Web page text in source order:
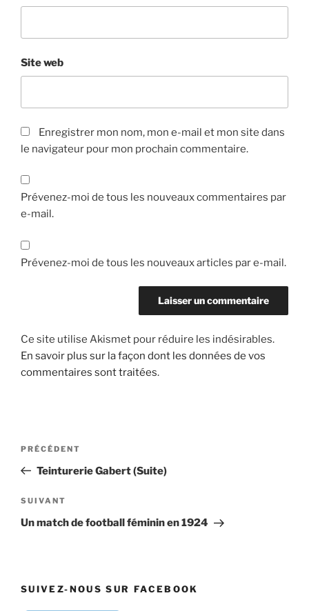
Site web
Enregistrer mon nom, mon e-mail et mon site dans
le navigateur pour mon prochain commentaire.
Prévenez-moi de tous les nouveaux commentaires par
e-mail.
Prévenez-moi de tous les nouveaux articles par e-mail.
Ce site utilise Akismet pour réduire les indésirables.
En savoir plus sur la façon dont les données de vos
commentaires sont traitées.
Navigation
l’article
Article
précédent
PRÉCÉDENT
Teinturerie Gabert (Suite)
Article
suivant
SUIVANT
Un match de football féminin en 1924
SUIVEZ-NOUS SUR FACEBOOK